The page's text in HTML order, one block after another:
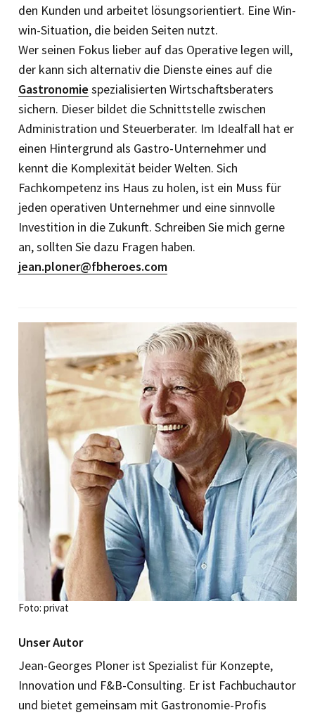
den Kunden und arbeitet lösungsorientiert. Eine Win-
win-Situation, die beiden Seiten nutzt.
Wer seinen Fokus lieber auf das Operative legen will,
der kann sich alternativ die Dienste eines auf die
Gastronomie spezialisierten Wirtschaftsberaters
sichern. Dieser bildet die Schnittstelle zwischen
Administration und Steuerberater. Im Idealfall hat er
einen Hintergrund als Gastro-Unternehmer und
kennt die Komplexität beider Welten. Sich
Fachkompetenz ins Haus zu holen, ist ein Muss für
jeden operativen Unternehmer und eine sinnvolle
Investition in die Zukunft. Schreiben Sie mich gerne
an, sollten Sie dazu Fragen haben.
jean.ploner@fbheroes.com
Foto: privat
Unser Autor
Jean-Georges Ploner ist Spezialist für Konzepte,
Innovation und F&B-Consulting. Er ist Fachbuchautor
und bietet gemeinsam mit Gastronomie-Profis